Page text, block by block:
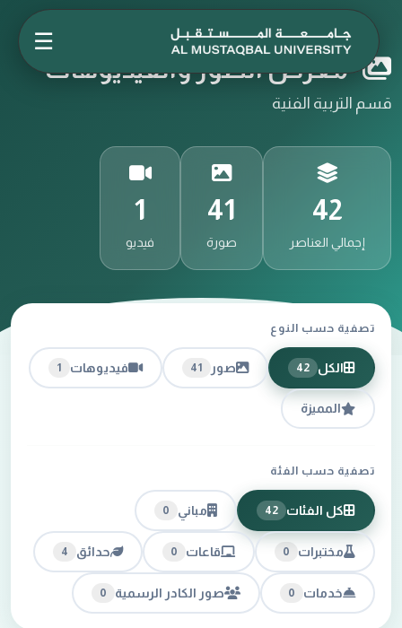
☰
معرض الصور والفيديوهات
قسم التربية الفنية
42
إجمالي العناصر
41
صورة
1
فيديو
تصفية حسب النوع
الكل 42 صور 41 فيديوهات 1
المميزة
تصفية حسب الفئة
كل الفئات 42 مباني 0
مختبرات 0 قاعات 0 حدائق 4
خدمات 0 صور الكادر الرسمية 0